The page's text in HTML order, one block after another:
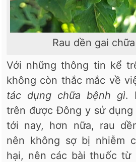
Rau dền gai
Với những thông tin kể
không còn thắc mắc về
tác dụng chữa bệnh gì.
trên được Đông y sử
tới nay, hơn nữa, rau
nên không sợ bị nhiễm
hại, nên các bài thuốc từ